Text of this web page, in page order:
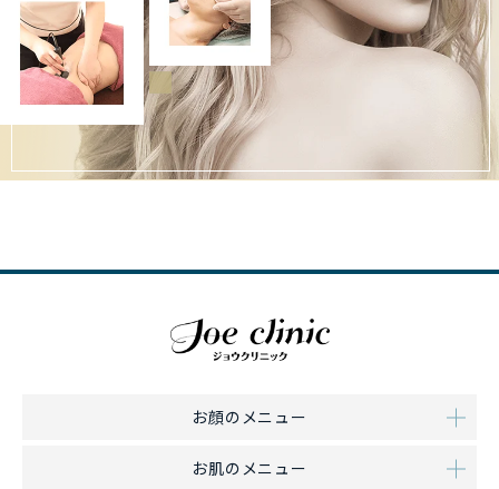
お顔のメニュー
お肌のメニュー